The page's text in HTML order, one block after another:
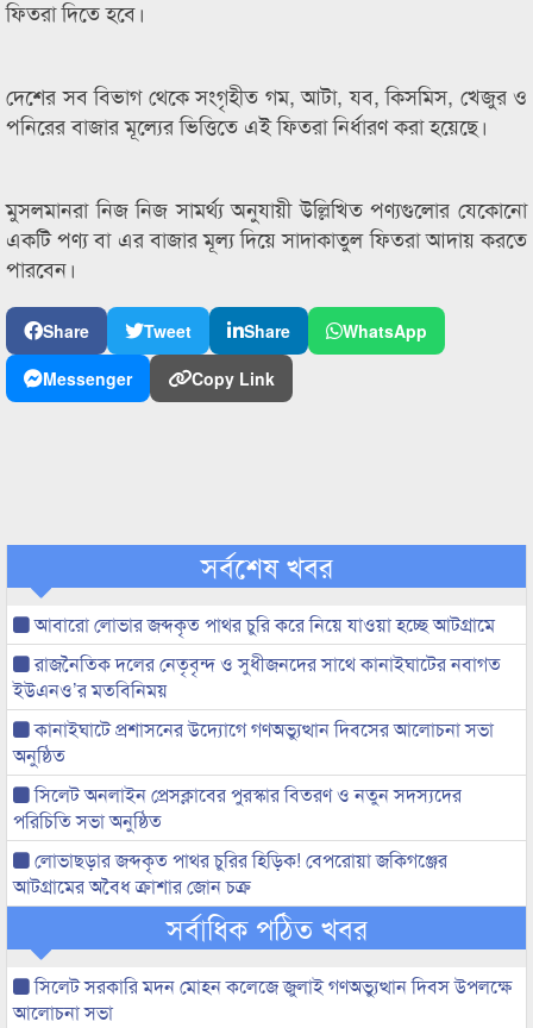
ফিতরা দিতে হবে।
দেশের সব বিভাগ থেকে সংগৃহীত গম, আটা, যব, কিসমিস, খেজুর ও
পনিরের বাজার মূল্যের ভিত্তিতে এই ফিতরা নির্ধারণ করা হয়েছে।
মুসলমানরা নিজ নিজ সামর্থ্য অনুযায়ী উল্লিখিত পণ্যগুলোর যেকোনো
একটি পণ্য বা এর বাজার মূল্য দিয়ে সাদাকাতুল ফিতরা আদায় করতে
পারবেন।
Share Tweet Share
WhatsApp
Messenger
Copy Link
সর্বশেষ খবর
আবারো লোভার জব্দকৃত পাথর চুরি করে নিয়ে যাওয়া হচ্ছে আটগ্রামে
রাজনৈতিক দলের নেতৃবৃন্দ ও সুধীজনদের সাথে কানাইঘাটের নবাগত
ইউএনও’র মতবিনিময়
কানাইঘাটে প্রশাসনের উদ্যোগে গণঅভ্যুত্থান দিবসের আলোচনা সভা
অনুষ্ঠিত
সিলেট অনলাইন প্রেসক্লাবের পুরস্কার বিতরণ ও নতুন সদস্যদের
পরিচিতি সভা অনুষ্ঠিত
লোভাছড়ার জব্দকৃত পাথর চুরির হিড়িক! বেপরোয়া জকিগঞ্জের
আটগ্রামের অবৈধ ক্রাশার জোন চক্র
সর্বাধিক পঠিত খবর
সিলেট সরকারি মদন মোহন কলেজে জুলাই গণঅভ্যুত্থান দিবস উপলক্ষে
আলোচনা সভা